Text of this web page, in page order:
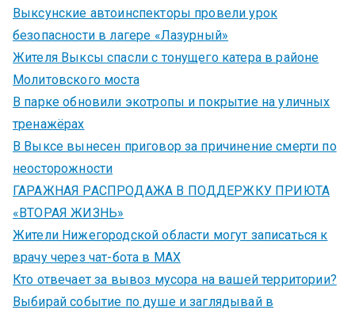
Выксунские автоинспекторы провели урок
безопасности в лагере «Лазурный»
Жителя Выксы спасли с тонущего катера в районе
Молитовского моста
В парке обновили экотропы и покрытие на уличных
тренажёрах
В Выксе вынесен приговор за причинение смерти по
неосторожности
ГАРАЖНАЯ РАСПРОДАЖА В ПОДДЕРЖКУ ПРИЮТА
«ВТОРАЯ ЖИЗНЬ»
Жители Нижегородской области могут записаться к
врачу через чат-бота в MAX
Кто отвечает за вывоз мусора на вашей территории?
Выбирай событие по душе и заглядывай в